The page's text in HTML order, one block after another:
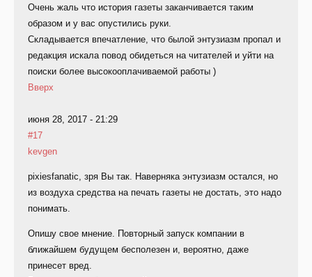
Очень жаль что история газеты заканчивается таким
образом и у вас опустились руки.
Складывается впечатление, что былой энтузиазм пропал и
редакция искала повод обидеться на читателей и уйти на
поиски более высокооплачиваемой работы )
Вверх
июня 28, 2017 - 21:29
#17
kevgen
pixiesfanatic, зря Вы так. Наверняка энтузиазм остался, но
из воздуха средства на печать газеты не достать, это надо
понимать.
Опишу свое мнение. Повторный запуск компании в
ближайшем будущем бесполезен и, вероятно, даже
принесет вред.